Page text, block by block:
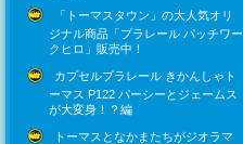
「トーマスタウン」の大人気オリ
ジナル商品「プラレール パッチワー
クヒロ」販売中！
カプセルプラレール きかんしゃト
ーマス P122 パーシーとジェームス
が大変身！？編
トーマスとなかまたちがジオラマ